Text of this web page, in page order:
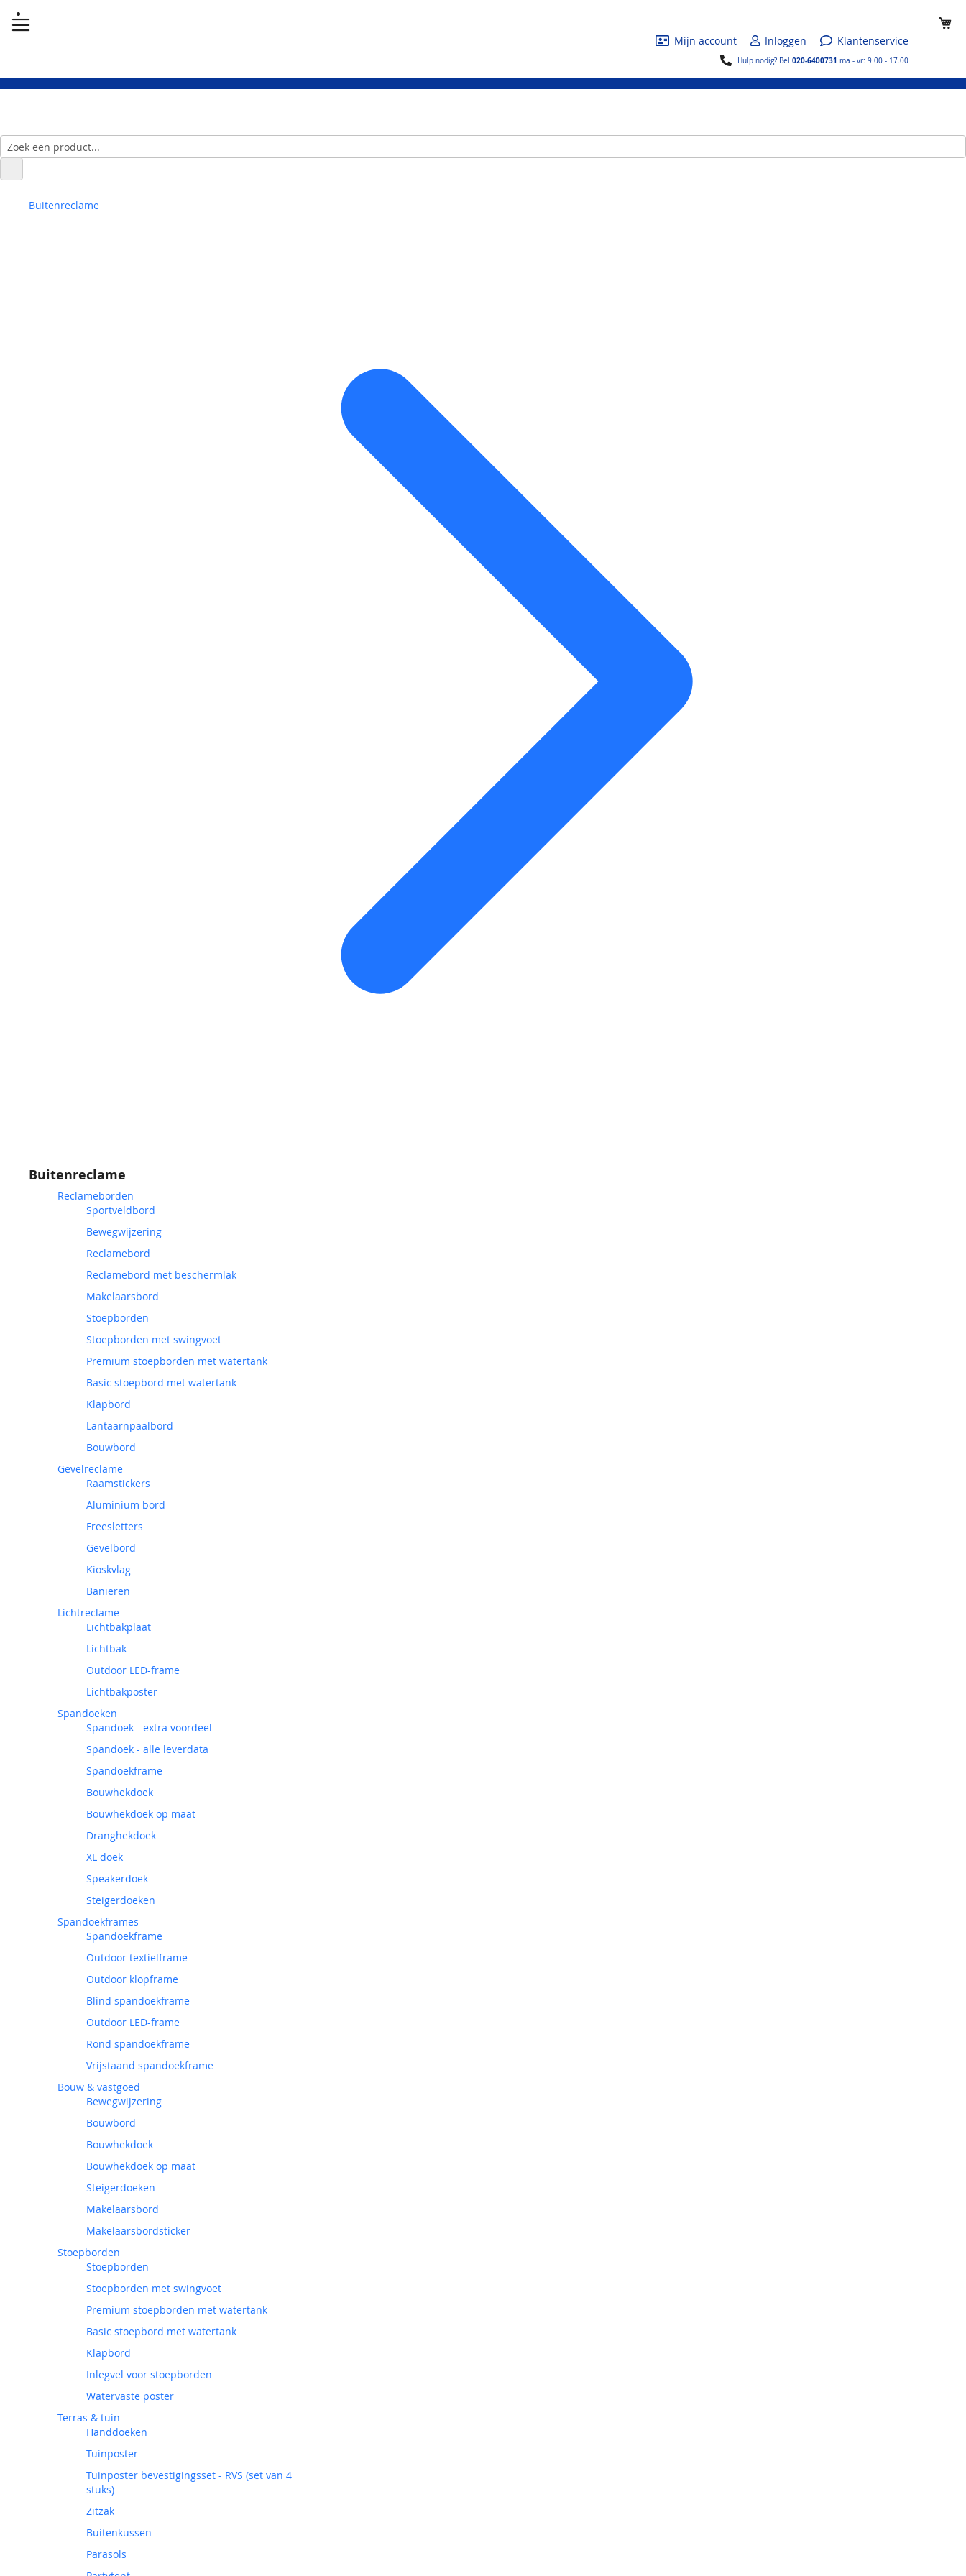
Mijn account
Inloggen Klantenservice
Hulp nodig? Bel020-6400731ma - vr: 9.00 - 17.00
Buitenreclame
Buitenreclame
Reclameborden
Sportveldbord
Bewegwijzering
Reclamebord
Reclamebord met beschermlak
Makelaarsbord
Stoepborden
Stoepborden met swingvoet
Premium stoepborden met watertank
Basic stoepbord met watertank
Klapbord
Lantaarnpaalbord
Bouwbord
Gevelreclame
Raamstickers
Aluminium bord
Freesletters
Gevelbord
Kioskvlag
Banieren
Lichtreclame
Lichtbakplaat
Lichtbak
Outdoor LED-frame
Lichtbakposter
Spandoeken
Spandoek - extra voordeel
Spandoek - alle leverdata
Spandoekframe
Bouwhekdoek
Bouwhekdoek op maat
Dranghekdoek
XL doek
Speakerdoek
Steigerdoeken
Spandoekframes
Spandoekframe
Outdoor textielframe
Outdoor klopframe
Blind spandoekframe
Outdoor LED-frame
Rond spandoekframe
Vrijstaand spandoekframe
Bouw & vastgoed
Bewegwijzering
Bouwbord
Bouwhekdoek
Bouwhekdoek op maat
Steigerdoeken
Makelaarsbord
Makelaarsbordsticker
Stoepborden
Stoepborden
Stoepborden met swingvoet
Premium stoepborden met watertank
Basic stoepbord met watertank
Klapbord
Inlegvel voor stoepborden
Watervaste poster
Terras & tuin
Handdoeken
Tuinposter
Tuinposter bevestigingsset - RVS (set van 4
stuks)
Zitzak
Buitenkussen
Parasols